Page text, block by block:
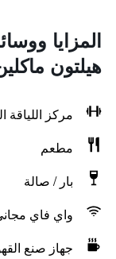
المزايا
هيلتون
مركز اللياقة
مطعم
بار / صالة
واي فاي
جهاز صنع